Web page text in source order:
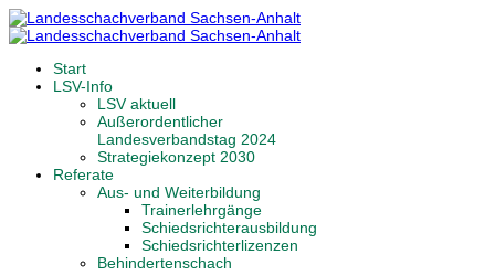
Start
LSV-Info
LSV aktuell
Außerordentlicher
Landesverbandstag 2024
Strategiekonzept 2030
Referate
Aus- und Weiterbildung
Trainerlehrgänge
Schiedsrichterausbildung
Schiedsrichterlizenzen
Behindertenschach